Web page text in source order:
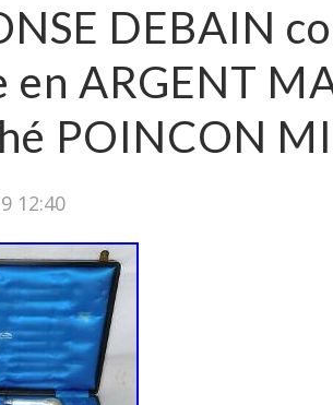
DEBAIN
en ARGENT
POINCON
12:40